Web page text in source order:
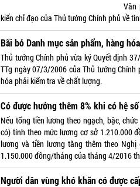
Văn
kiến chỉ đạo của Thủ tướng Chính phủ về
Bãi bỏ Danh mục sản phẩm, hàng
Thủ tướng Chính phủ vừa ký Quyết định
TTg ngày 07/3/2006 của Thủ tướng
hóa phải kiểm tra về chất lượng.
Có được hưởng thêm 8% khi có hệ
Nếu tổng tiền lương theo ngạch, bậc,
có) tính theo mức lương cơ sở 1.210.000
lương và tiền lương tăng thêm theo
1.150.000 đồng/tháng của tháng 4/2016
Người dân vùng khó khăn có được